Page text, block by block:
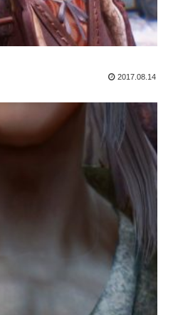
2017.08.14